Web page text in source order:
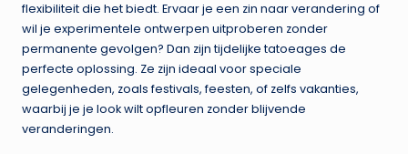
flexibiliteit die het biedt. Ervaar je een zin naar verandering of
wil je experimentele ontwerpen uitproberen zonder
permanente gevolgen? Dan zijn tijdelijke tatoeages de
perfecte oplossing. Ze zijn ideaal voor speciale
gelegenheden, zoals festivals, feesten, of zelfs vakanties,
waarbij je je look wilt opfleuren zonder blijvende
veranderingen.